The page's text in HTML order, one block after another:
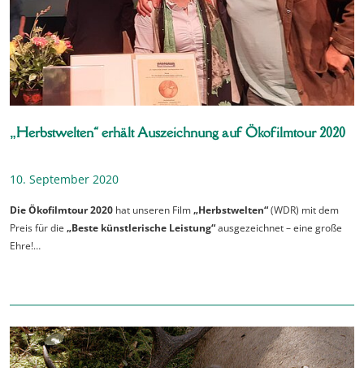
„Herbstwelten“ erhält Auszeichnung auf Ökofilmtour 2020
10. September 2020
Die Ökofilmtour 2020 hat unseren Film„Herbstwelten“(WDR) mit dem
Preis für die „Beste künstlerische Leistung“ausgezeichnet – eine große
Ehre!…